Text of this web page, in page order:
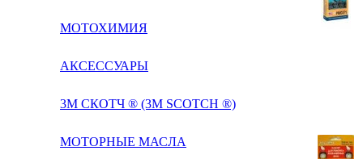
МОТОХИМИЯ
АКСЕССУАРЫ
3М СКОТЧ ® (3M SCOTCH ®)
МОТОРНЫЕ МАСЛА